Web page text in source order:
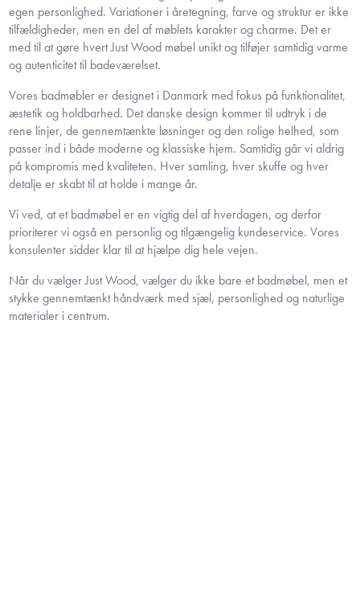
egen personlighed. Variationer i åretegning, farve og struktur er ikke
tilfældigheder, men en del af møblets karakter og charme. Det er
med til at gøre hvert Just Wood møbel unikt og tilføjer samtidig varme
og autenticitet til badeværelset.
Vores badmøbler er designet i Danmark med fokus på funktionalitet,
æstetik og holdbarhed. Det danske design kommer til udtryk i de
rene linjer, de gennemtænkte løsninger og den rolige helhed, som
passer ind i både moderne og klassiske hjem. Samtidig går vi aldrig
på kompromis med kvaliteten. Hver samling, hver skuffe og hver
detalje er skabt til at holde i mange år.
Vi ved, at et badmøbel er en vigtig del af hverdagen, og derfor
prioriterer vi også en personlig og tilgængelig kundeservice. Vores
konsulenter sidder klar til at hjælpe dig hele vejen.
Når du vælger Just Wood, vælger du ikke bare et badmøbel, men et
stykke gennemtænkt håndværk med sjæl, personlighed og naturlige
materialer i centrum.